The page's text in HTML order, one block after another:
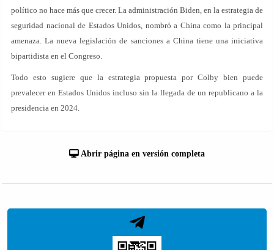
político no hace más que crecer. La administración Biden, en la estrategia de
seguridad nacional de Estados Unidos, nombró a China como la principal
amenaza. La nueva legislación de sanciones a China tiene una iniciativa
bipartidista en el Congreso.
Todo esto sugiere que la estrategia propuesta por Colby bien puede
prevalecer en Estados Unidos incluso sin la llegada de un republicano a la
presidencia en 2024.
Abrir página en versión completa